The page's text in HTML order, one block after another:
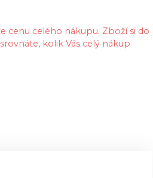
cenu celého nákupu. Zboží si do
kolik Vás celý nákup